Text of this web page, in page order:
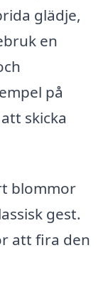
glädje,
en
på
skicka
blommor
gest.
att fira den